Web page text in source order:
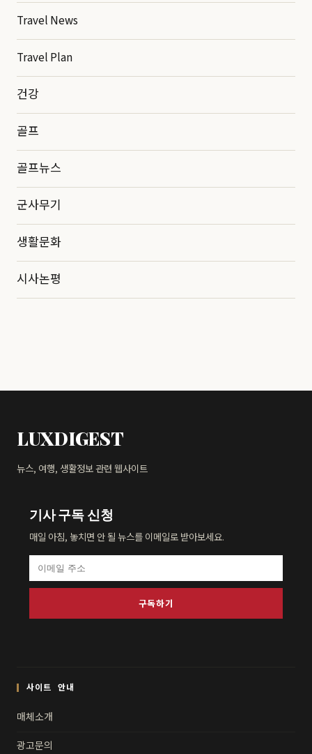
Travel News
Travel Plan
건강
골프
골프뉴스
군사무기
생활문화
시사논평
LUXDIGEST
뉴스, 여행, 생활정보 관련 웹사이트
기사 구독 신청
매일 아침, 놓치면 안 될 뉴스를 이메일로 받아보세요.
구독하기
사이트 안내
매체소개
광고문의